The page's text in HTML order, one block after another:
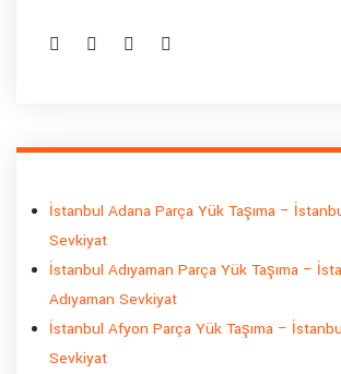
İstanbul Adana Parça Yük Taşıma –
Sevkiyat
İstanbul Adıyaman Parça Yük Taşıma –
Adıyaman Sevkiyat
İstanbul Afyon Parça Yük Taşıma –
Sevkiyat